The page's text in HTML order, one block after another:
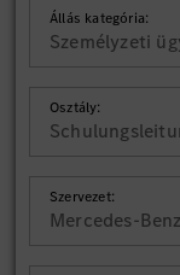
Állás kategória:
Személyzeti
Osztály:
Szervezet:
Mercedes-